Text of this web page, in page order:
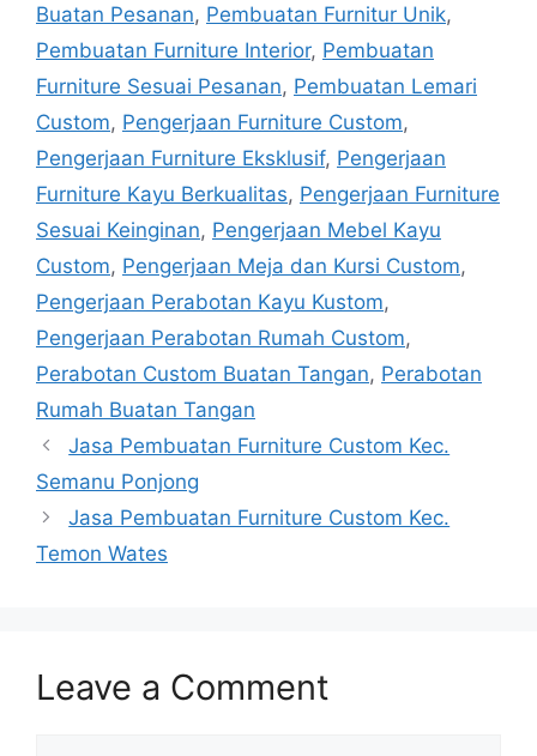
Buatan Pesanan, Pembuatan Furnitur Unik,
Pembuatan Furniture Interior, Pembuatan
Furniture Sesuai Pesanan, Pembuatan Lemari
Custom, Pengerjaan Furniture Custom,
Pengerjaan Furniture Eksklusif, Pengerjaan
Furniture Kayu Berkualitas, Pengerjaan Furniture
Sesuai Keinginan, Pengerjaan Mebel Kayu
Custom, Pengerjaan Meja dan Kursi Custom,
Pengerjaan Perabotan Kayu Kustom,
Pengerjaan Perabotan Rumah Custom,
Perabotan Custom Buatan Tangan, Perabotan
Rumah Buatan Tangan
Jasa Pembuatan Furniture Custom Kec.
Semanu Ponjong
Jasa Pembuatan Furniture Custom Kec.
Temon Wates
Leave a Comment